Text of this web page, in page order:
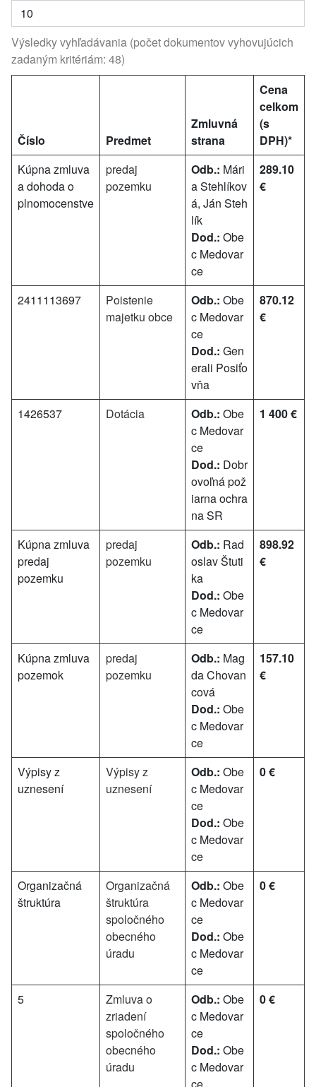
Výsledky vyhľadávania (počet dokumentov vyhovujúcich
zadaným kritériám: 48)
Číslo Predmet
Zmluvná
strana
Cena
celkom
(s
DPH)*
Kúpna zmluva
a dohoda o
plnomocenstve
predaj
pozemku
Odb.: Mári
a Stehlíkov
á, Ján Steh
lík
Dod.: Obe
c Medovar
ce
289.10
€
2411113697
Poistenie
majetku obce
Odb.: Obe
c Medovar
ce
Dod.: Gen
erali Posiťo
vňa
870.12
€
1426537 Dotácia Odb.: Obe
c Medovar
ce
Dod.: Dobr
ovoľná pož
iarna ochra
na SR
1 400 €
Kúpna zmluva
predaj
pozemku
predaj
pozemku
Odb.: Rad
oslav Štuti
ka
Dod.: Obe
c Medovar
ce
898.92
€
Kúpna zmluva
pozemok
predaj
pozemku
Odb.: Mag
da Chovan
cová
Dod.: Obe
c Medovar
ce
157.10
€
Výpisy z
uznesení
Výpisy z
uznesení
Odb.: Obe
c Medovar
ce
Dod.: Obe
c Medovar
ce
0 €
Organizačná
štruktúra
Organizačná
štruktúra
spoločného
obecného
úradu
Odb.: Obe
c Medovar
ce
Dod.: Obe
c Medovar
ce
0 €
5
Zmluva o
zriadení
spoločného
obecného
úradu
Odb.: Obe
c Medovar
ce
Dod.: Obe
c Medovar
0 €